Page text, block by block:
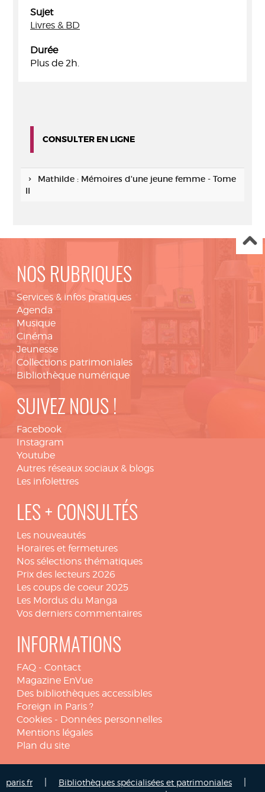
Sujet
Livres & BD
Durée
Plus de 2h.
CONSULTER EN LIGNE
Mathilde : Mémoires d'une jeune femme - Tome
II
NOS RUBRIQUES
Services & infos pratiques
Agenda
Musique
Cinéma
Jeunesse
Collections patrimoniales
Bibliothèque numérique
SUIVEZ NOUS !
Facebook
Instagram
Youtube
Autres réseaux sociaux & blogs
Les infolettres
LES + CONSULTÉS
Les nouveautés
Horaires et fermetures
Nos sélections thématiques
Prix des lecteurs 2026
Les coups de coeur 2025
Les Mordus du Manga
Vos derniers commentaires
INFORMATIONS
FAQ - Contact
Magazine EnVue
Des bibliothèques accessibles
Foreign in Paris ?
Cookies - Données personnelles
Mentions légales
Plan du site
paris.fr Bibliothèques spécialisées et patrimoniales